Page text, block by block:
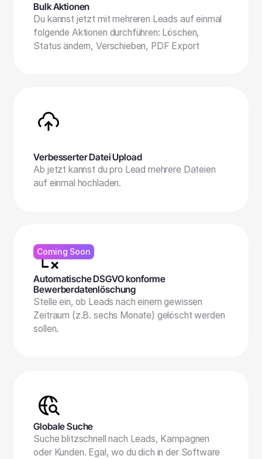
Bulk Aktionen
Du kannst jetzt mit mehreren Leads auf einmal
folgende Aktionen durchführen: Löschen,
Status ändern, Verschieben, PDF Export
Verbesserter Datei Upload
Ab jetzt kannst du pro Lead mehrere Dateien
auf einmal hochladen.
Automatische DSGVO konforme
Bewerberdatenlöschung
Stelle ein, ob Leads nach einem gewissen
Zeitraum (z.B. sechs Monate) gelöscht werden
sollen.
Coming Soon
Globale Suche
Suche blitzschnell nach Leads, Kampagnen
oder Kunden. Egal, wo du dich in der Software